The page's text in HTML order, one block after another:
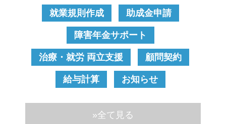
就業規則作成 助成金申請
障害年金サポート
治療・就労 両立支援 顧問契約
給与計算 お知らせ
»全て見る